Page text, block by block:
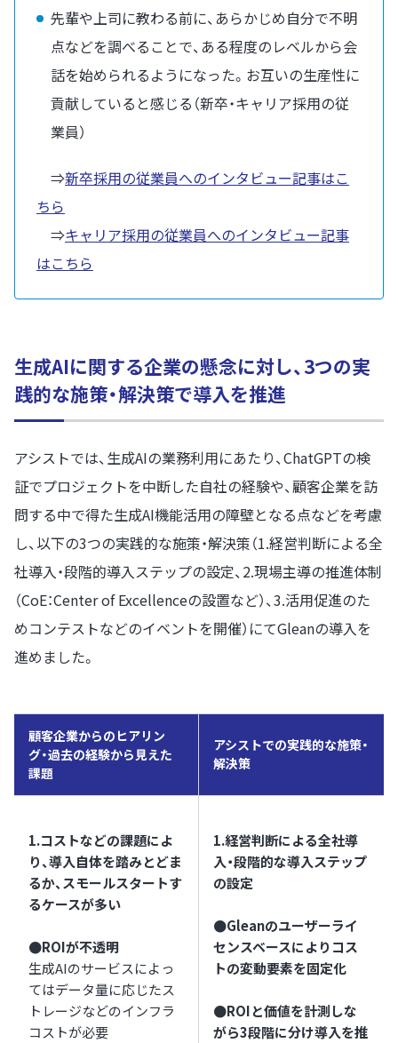
先輩や上司に教わる前に、あらかじめ自分で不明
点などを調べることで、ある程度のレベルから会
話を始められるようになった。お互いの生産性に
貢献していると感じる（新卒・キャリア採用の従
業員）
⇒新卒採用の従業員へのインタビュー記事はこ
ちら
⇒キャリア採用の従業員へのインタビュー記事
はこちら
生成AIに関する企業の懸念に対し、3つの実
践的な施策・解決策で導入を推進
アシストでは、生成AIの業務利用にあたり、ChatGPTの検
証でプロジェクトを中断した自社の経験や、顧客企業を訪
問する中で得た生成AI機能活用の障壁となる点などを考慮
し、以下の3つの実践的な施策・解決策（1.経営判断による全
社導入・段階的導入ステップの設定、2.現場主導の推進体制
（CoE：Center of Excellenceの設置など）、3.活用促進のた
めコンテストなどのイベントを開催）にてGleanの導入を
進めました。
顧客企業からのヒアリン
グ・過去の経験から見えた
課題
アシストでの実践的な施策・
解決策
1.コストなどの課題によ
り、導入自体を踏みとどま
るか、スモールスタートす
るケースが多い
●ROIが不透明
生成AIのサービスによっ
てはデータ量に応じたス
トレージなどのインフラ
コストが必要
1.経営判断による全社導
入・段階的な導入ステップ
の設定
●Gleanのユーザーライ
センスベースによりコス
トの変動要素を固定化
●ROIと価値を計測しな
がら3段階に分け導入を推